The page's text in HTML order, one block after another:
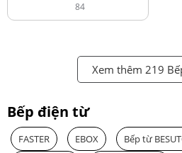
84
Xem thêm 219
Bếp điện từ
FASTER EBOX Bếp từ